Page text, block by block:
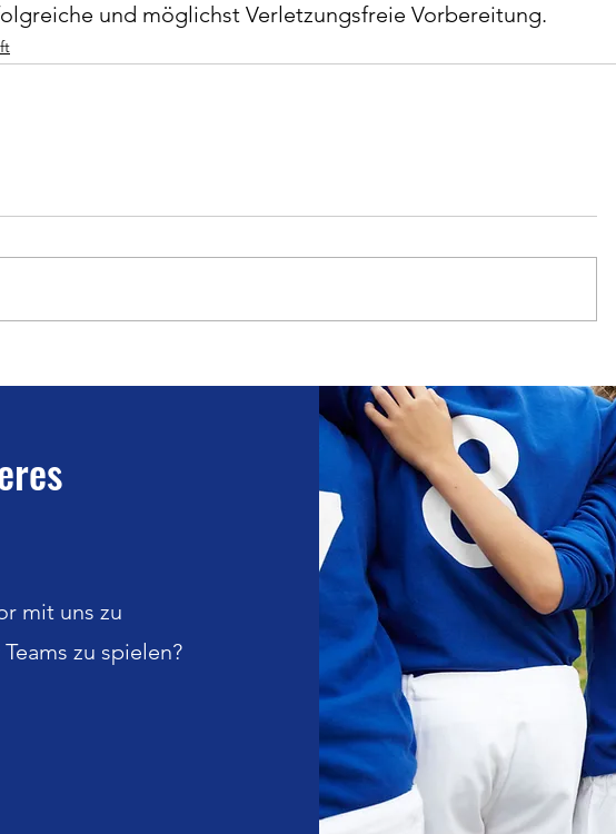
und möglichst Verletzungsfreie Vorbereitung.
mit uns zu
zu spielen?